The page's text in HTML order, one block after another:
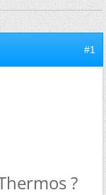
#1
?